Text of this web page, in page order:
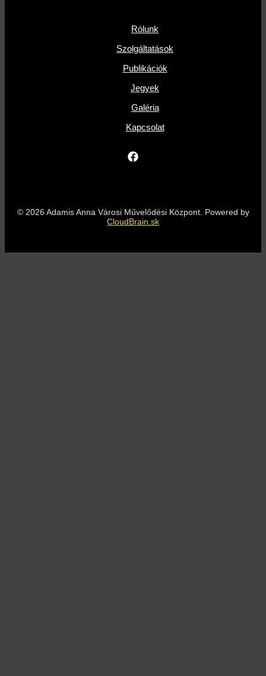
Rólunk
Szolgáltatások
Publikációk
Jegyek
Galéria
Kapcsolat
© 2026 Adamis Anna Városi Művelődési Központ. Powered by
CloudBrain.sk